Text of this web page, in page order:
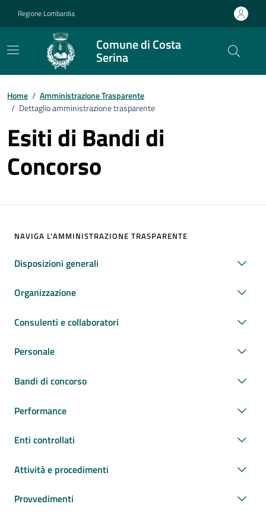
Regione Lombardia
Comune di Costa
Serina
Home / Amministrazione Trasparente
/ Dettaglio amministrazione trasparente
Esiti di Bandi di
Concorso
NAVIGA L'AMMINISTRAZIONE TRASPARENTE
Disposizioni generali
Organizzazione
Consulenti e collaboratori
Personale
Bandi di concorso
Performance
Enti controllati
Attività e procedimenti
Provvedimenti